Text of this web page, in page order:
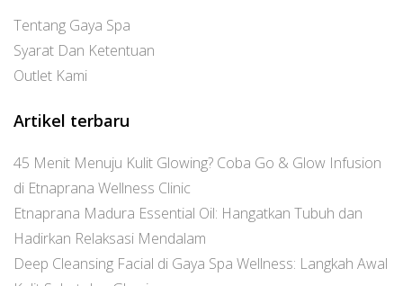
Tentang Gaya Spa
Syarat Dan Ketentuan
Outlet Kami
Artikel terbaru
45 Menit Menuju Kulit Glowing? Coba Go & Glow Infusion
di Etnaprana Wellness Clinic
Etnaprana Madura Essential Oil: Hangatkan Tubuh dan
Hadirkan Relaksasi Mendalam
Deep Cleansing Facial di Gaya Spa Wellness: Langkah Awal